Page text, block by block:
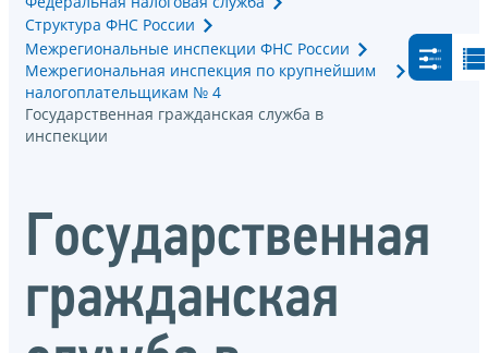
Структура ФНС России
Межрегиональные инспекции ФНС России
Межрегиональная инспекция по крупнейшим
налогоплательщикам № 4
Государственная гражданская служба в
инспекции
Государственная
гражданская